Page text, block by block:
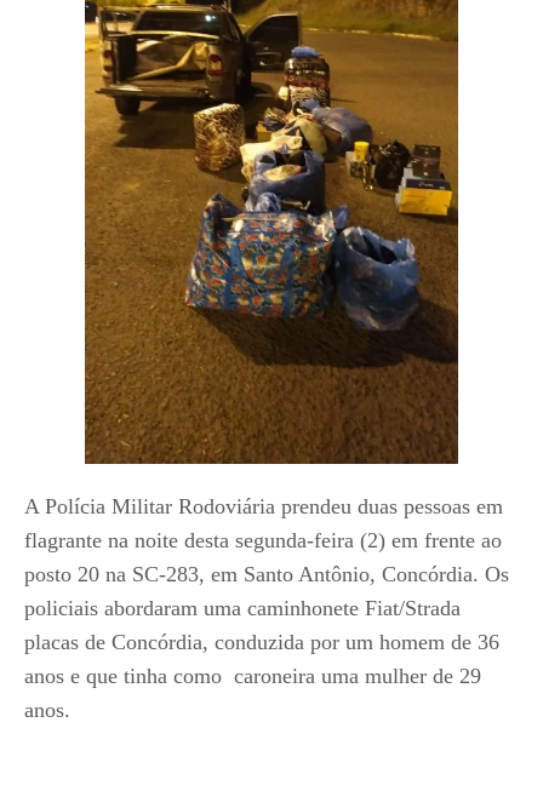
A Polícia Militar Rodoviária prendeu duas pessoas em
flagrante na noite desta segunda-feira (2) em frente ao
posto 20 na SC-283, em Santo Antônio, Concórdia. Os
policiais abordaram uma caminhonete Fiat/Strada
placas de Concórdia, conduzida por um homem de 36
anos e que tinha como caroneira uma mulher de 29
anos.